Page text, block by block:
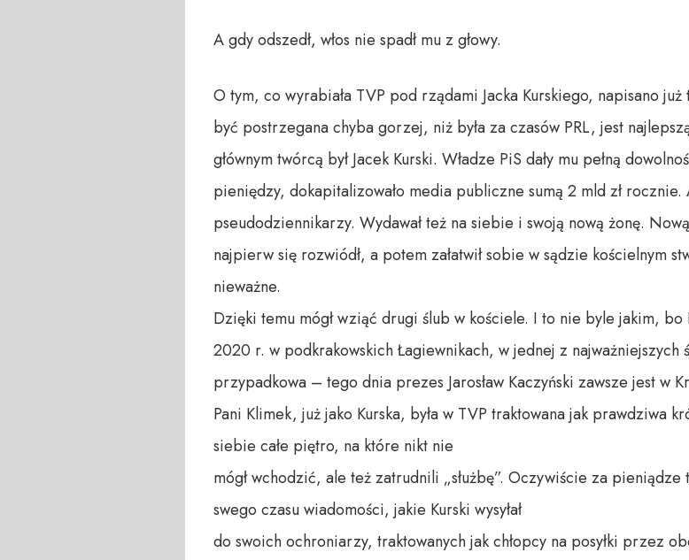
A gdy odszedł, włos nie spadł mu z głowy.
O tym, co wyrabiała TVP pod rządami Jacka Kurskiego, napisano
być postrzegana chyba gorzej, niż była za czasów PRL, jest
głównym twórcą był Jacek Kurski. Władze PiS dały mu pełną
pieniędzy, dokapitalizowało media publiczne sumą 2 mld zł rocznie.
pseudodziennikarzy. Wydawał też na siebie i swoją nową żonę.
najpierw się rozwiódł, a potem załatwił sobie w sądzie kościelnym
nieważne.
Dzięki temu mógł wziąć drugi ślub w kościele. I to nie byle jakim,
2020 r. w podkrakowskich Łagiewnikach, w jednej z najważniejszych
przypadkowa – tego dnia prezes Jarosław Kaczyński zawsze jest w
Pani Klimek, już jako Kurska, była w TVP traktowana jak prawdziwa
siebie całe piętro, na które nikt nie
mógł wchodzić, ale też zatrudnili „służbę”. Oczywiście za
swego czasu wiadomości, jakie Kurski wysyłał
do swoich ochroniarzy, traktowanych jak chłopcy na posyłki przez